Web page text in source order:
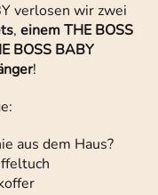
verlosen wir zwei
, einem THE BOSS
BOSS BABY
!
aus dem Haus?